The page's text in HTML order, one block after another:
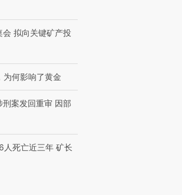
拟向关键矿产投
为何影响了黄金
刑案发回重审 因部
人死亡近三年 矿长